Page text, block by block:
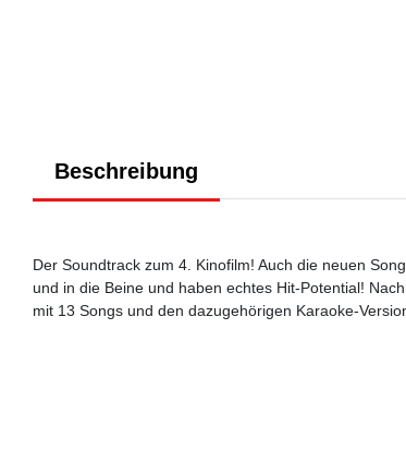
Beschreibung
Der Soundtrack zum 4. Kinofilm! Auch die neuen
und in die Beine und haben echtes Hit-Potential!
mit 13 Songs und den dazugehörigen Karaoke-